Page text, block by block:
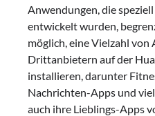
Anwendungen, die
entwickelt wurden,
möglich, eine Vielzahl von
Drittanbietern auf der
installieren, darunter
Nachrichten-Apps und
auch ihre Lieblings-Apps